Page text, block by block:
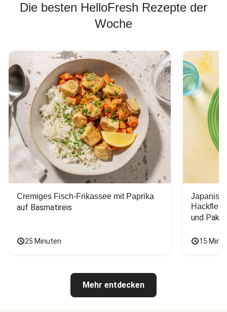
Die besten HelloFresh Rezepte der
Woche
Cremiges Fisch-Frikassee mit Paprika
auf Basmatireis
25 Minuten
und Pak
15
Mehr entdecken